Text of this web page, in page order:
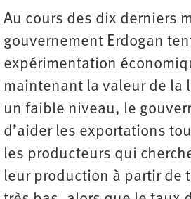
Au cours des dix derniers
gouvernement Erdogan
expérimentation
maintenant la valeur de la
un faible niveau, le
d’aider les exportations
les producteurs qui
leur production à partir de